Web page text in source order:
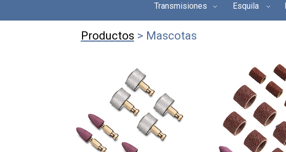
Transmisiones Esquila
Productos > Mascotas